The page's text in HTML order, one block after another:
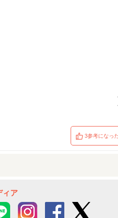
3参考になっ
ィア